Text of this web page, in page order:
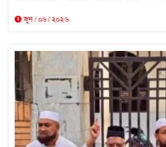
জুন / ০৬ / ২০২৬